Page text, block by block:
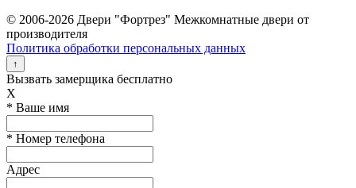
© 2006-2026 Двери "Фортрез" Межкомнатные двери от
производителя
Политика обработки персональных данных
↑
Вызвать замерщика бесплатно
X
* Ваше имя
* Номер телефона
Адрес